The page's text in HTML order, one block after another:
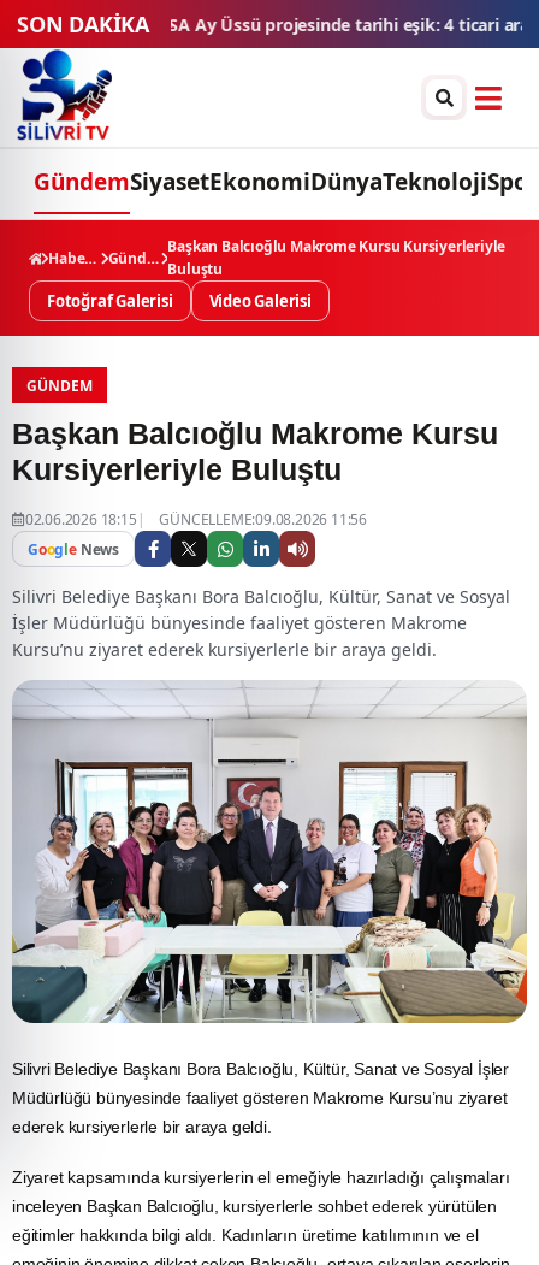
SON DAKİKAtarihi eşik: 4 ticari araç final testlerindeTMSF, 106 aracı
GündemSiyasetEkonomiDünyaTeknolojiSpor
Haberler Gündem
Başkan Balcıoğlu Makrome Kursu Kursiyerleriyle
Buluştu
Fotoğraf Galerisi Video Galerisi
GÜNDEM
Başkan Balcıoğlu Makrome Kursu
Kursiyerleriyle Buluştu
02.06.2026 18:15
GÜNCELLEME:09.08.2026 11:56
Google News
Silivri Belediye Başkanı Bora Balcıoğlu, Kültür, Sanat ve Sosyal
İşler Müdürlüğü bünyesinde faaliyet gösteren Makrome
Kursu’nu ziyaret ederek kursiyerlerle bir araya geldi.
Silivri Belediye Başkanı Bora Balcıoğlu, Kültür, Sanat ve Sosyal İşler
Müdürlüğü bünyesinde faaliyet gösteren Makrome Kursu’nu ziyaret
ederek kursiyerlerle bir araya geldi.
Ziyaret kapsamında kursiyerlerin el emeğiyle hazırladığı çalışmaları
inceleyen Başkan Balcıoğlu, kursiyerlerle sohbet ederek yürütülen
eğitimler hakkında bilgi aldı. Kadınların üretime katılımının ve el